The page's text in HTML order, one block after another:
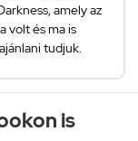
amely az
volt és ma is
tudjuk.
is